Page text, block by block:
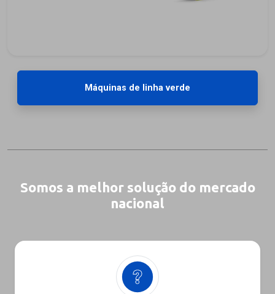
Máquinas de linha verde
Somos a melhor solução do mercado
nacional